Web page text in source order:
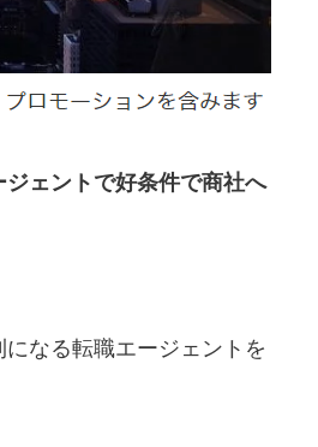
ジェントで好条件で商社へ
なる転職エージェントを